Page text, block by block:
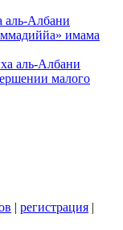
аль-Албани
имама
аль-Албани
малого
| регистрация |